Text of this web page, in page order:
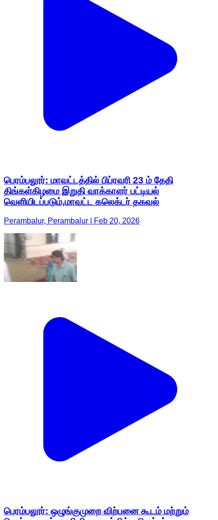
பெரம்பலூர்: மாவட்டத்தில் பிப்ரவரி 23 ம் தேதி
திங்கள்கிழமை இறுதி வாக்காளர் பட்டியல்
வெளியிடப்படும்,மாவட்ட கலெக்டர் தகவல்
Perambalur, Perambalur | Feb 20, 2026
பெரம்பலூர்: ஒழுங்குமுறை விற்பனை கூடம் மற்றும்